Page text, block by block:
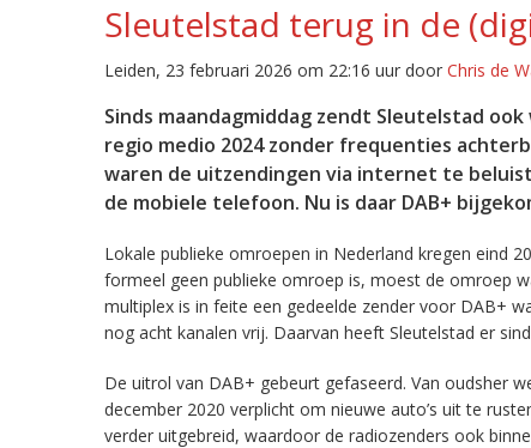
Sleutelstad terug in de
Leiden, 23 februari 2026 om 22:16 uur door Chris de
Sinds maandagmiddag zendt Sleutelstad
regio medio 2024 zonder frequenties
waren de uitzendingen via internet te
de mobiele telefoon. Nu is daar DAB+
Lokale publieke omroepen in Nederland kregen eind
formeel geen publieke omroep is, moest de omroep
multiplex is in feite een gedeelde zender voor DAB+
nog acht kanalen vrij. Daarvan heeft Sleutelstad er
De uitrol van DAB+ gebeurt gefaseerd. Van oudsher
december 2020 verplicht om nieuwe auto’s uit te
verder uitgebreid, waardoor de radiozenders ook